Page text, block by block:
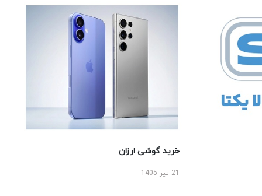
خرید گوشی ارزان